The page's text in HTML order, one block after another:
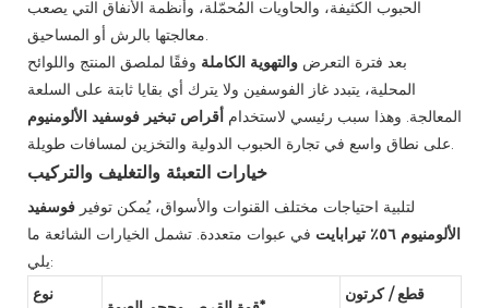
الحبوب الكثيفة، والحاويات المُحمّلة، وأنظمة الأنفاق التي يصعب
معالجتها بالرش أو المساحيق.
بعد فترة التعرض والتهوية الكاملة وفقًا لملصق المنتج واللوائح
المحلية، يتبدد غاز الفوسفين ولا يترك أي بقايا ثابتة على السلعة
المعالجة. وهذا سبب رئيسي لاستخدام أقراص تبخير فوسفيد الألومنيوم
على نطاق واسع في تجارة الحبوب الدولية والتخزين لمسافات طويلة.
خيارات التعبئة والتغليف والتركيب
لتلبية احتياجات مختلف القنوات والأسواق، يُمكن توفير فوسفيد
الألومنيوم ٥٦٪ تيرابايت
في عبوات متعددة. تشمل الخيارات الشائعة ما
يلي:
نوع
قطع / كرتون